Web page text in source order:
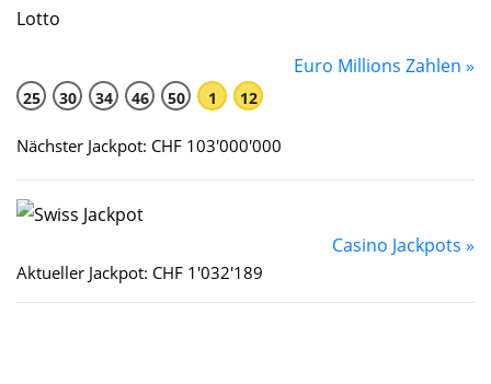
Euro Millions Zahlen »
25 30 34 46 50 1 12
Nächster Jackpot: CHF 103'000'000
Casino Jackpots »
Aktueller Jackpot: CHF 1'032'189